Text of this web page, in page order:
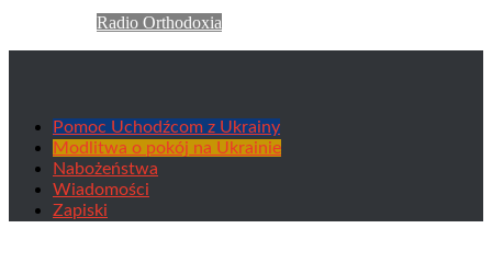
Radio Orthodoxia
Pomoc Uchodźcom z Ukrainy
Modlitwa o pokój na Ukrainie
Nabożeństwa
Wiadomości
Zapiski